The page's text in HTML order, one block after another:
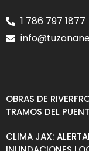
1 786 797 1877
OBRAS DE
TRAMOS DEL
CLIMA JAX: